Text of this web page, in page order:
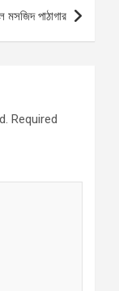
মসজিদ পাঠাগার
Required